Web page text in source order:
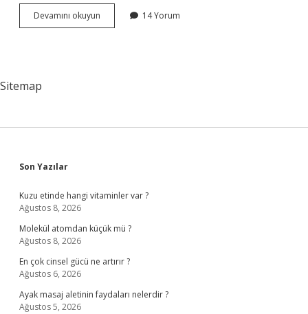
Devamını okuyun Yenilenebilir
Hammadde
14 Yorum
Sitemap
Sidebar
Son Yazılar
Kuzu etinde hangi vitaminler var ?
Ağustos 8, 2026
Molekül atomdan küçük mü ?
Ağustos 8, 2026
En çok cinsel gücü ne artırır ?
Ağustos 6, 2026
Ayak masaj aletinin faydaları nelerdir ?
Ağustos 5, 2026